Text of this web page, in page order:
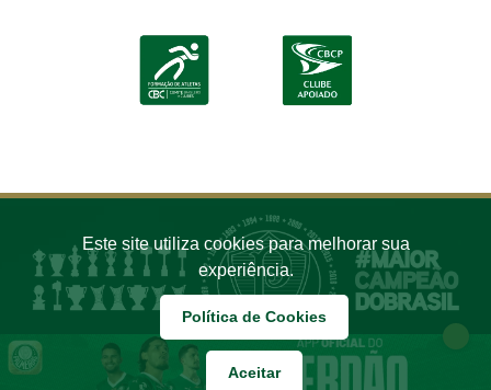
COPYRIGHT 2026 PALMEIRAS. TODOS OS DIREITOS RESERVADOS
Este site utiliza cookies para melhorar sua
experiência.
Política de Cookies
Aceitar